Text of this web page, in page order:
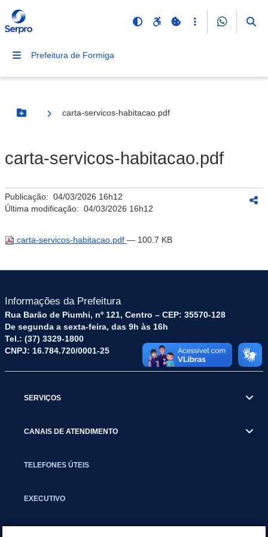
Prefeitura de Formiga
Botão Menu
carta-servicos-habitacao.pdf
carta-servicos-habitacao.pdf
Publicação: 04/03/2026 16h12
Última modificação: 04/03/2026 16h12
carta-servicos-habitacao.pdf — 100.7 KB
Informações da Prefeitura
Rua Barão de Piumhi, nº 121, Centro – CEP: 35570-128
De segunda a sexta-feira, das 9h às 16h
Tel.: (37) 3329-1800
CNPJ: 16.784.720/0001-25
SERVIÇOS
CANAIS DE ATENDIMENTO
TELEFONES ÚTEIS
EXECUTIVO